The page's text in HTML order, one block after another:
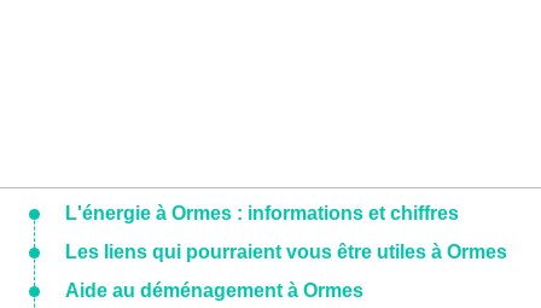
L'énergie à Ormes : informations et chiffres
Les liens qui pourraient vous être utiles à Ormes
Aide au déménagement à Ormes